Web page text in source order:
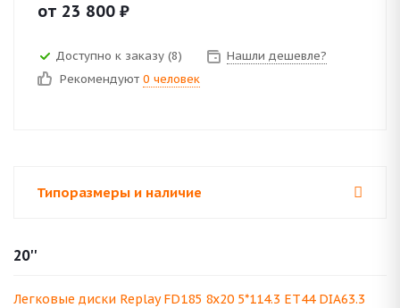
от 23 800 ₽
Доступно к заказу (8)
Нашли дешевле?
Рекомендуют 0 человек
Типоразмеры и наличие
20''
Легковые диски Replay FD185 8x20 5*114.3 ET44 DIA63.3